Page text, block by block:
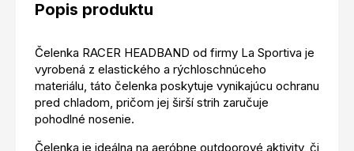
Popis produktu
Čelenka RACER HEADBAND od firmy La Sportiva je
vyrobená z elastického a rýchloschnúceho
materiálu, táto čelenka poskytuje vynikajúcu ochranu
pred chladom, pričom jej širší strih zaručuje
pohodlné nosenie.
Čelenka je ideálna na aeróbne outdoorové aktivity, či